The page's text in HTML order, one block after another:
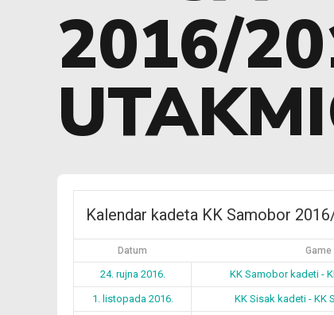
2016/
Kalendar kadeta KK Samobor
Datum Game
24. rujna 2016. KK Samobor kadeti -
1. listopada 2016. KK Sisak kadeti - KK